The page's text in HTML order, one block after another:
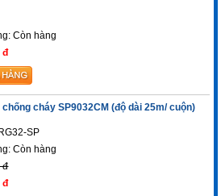
Còn hàng
đ
cháy SP9032CM (độ dài 25m/ cuộn)
SP
Còn hàng
đ
đ